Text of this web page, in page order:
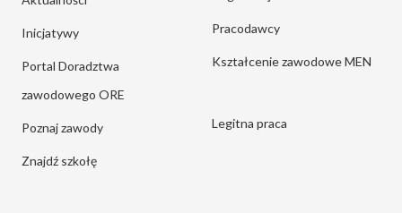
Inicjatywy
Portal Doradztwa
zawodowego ORE
Poznaj zawody
Znajdź szkołę
Pracodawcy
Kształcenie zawodowe MEN
Legitna praca